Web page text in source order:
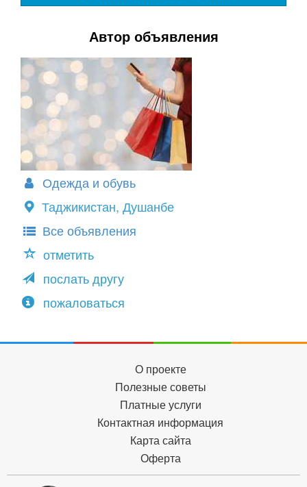
Автор объявления
Одежда и обувь
Таджикистан, Душанбе
Все объявления
отметить
послать другу
пожаловаться
О проекте
Полезные советы
Платные услуги
Контактная информация
Карта сайта
Оферта